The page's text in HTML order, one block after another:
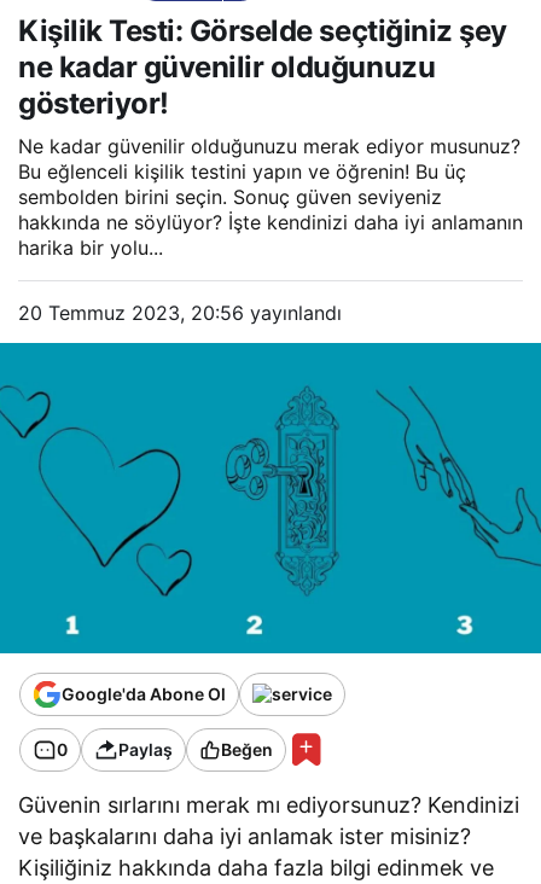
güvenilir olduğunuzu
gösteriyor!
Kişilik Testi: Görselde seçtiğiniz şey
ne kadar güvenilir olduğunuzu
gösteriyor!
Ne kadar güvenilir olduğunuzu merak ediyor musunuz?
Bu eğlenceli kişilik testini yapın ve öğrenin! Bu üç
sembolden birini seçin. Sonuç güven seviyeniz
hakkında ne söylüyor? İşte kendinizi daha iyi anlamanın
harika bir yolu...
20 Temmuz 2023, 20:56 yayınlandı
Google'da Abone Ol
0 Paylaş Beğen
Güvenin sırlarını merak mı ediyorsunuz? Kendinizi
ve başkalarını daha iyi anlamak ister misiniz?
Kişiliğiniz hakkında daha fazla bilgi edinmek ve